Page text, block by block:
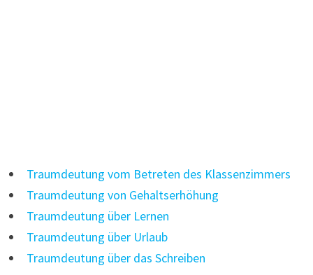
Traumdeutung vom Betreten des Klassenzimmers
Traumdeutung von Gehaltserhöhung
Traumdeutung über Lernen
Traumdeutung über Urlaub
Traumdeutung über das Schreiben